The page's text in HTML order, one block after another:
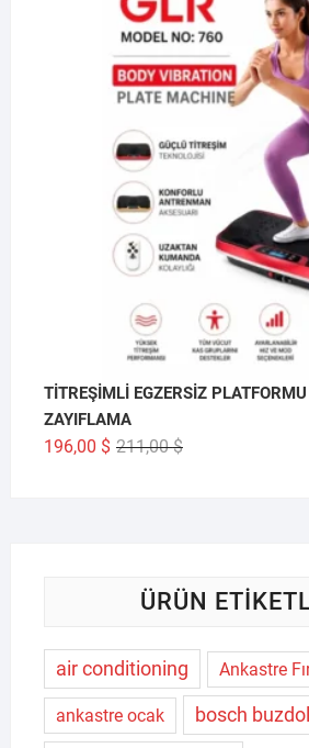
TİTREŞİMLİ EGZERSİZ
ZAYIFLAMA
211,00$Orijinal
196,00 $
Şu
ÜRÜN
air conditioning Ankastre
ankastre ocak
bosch